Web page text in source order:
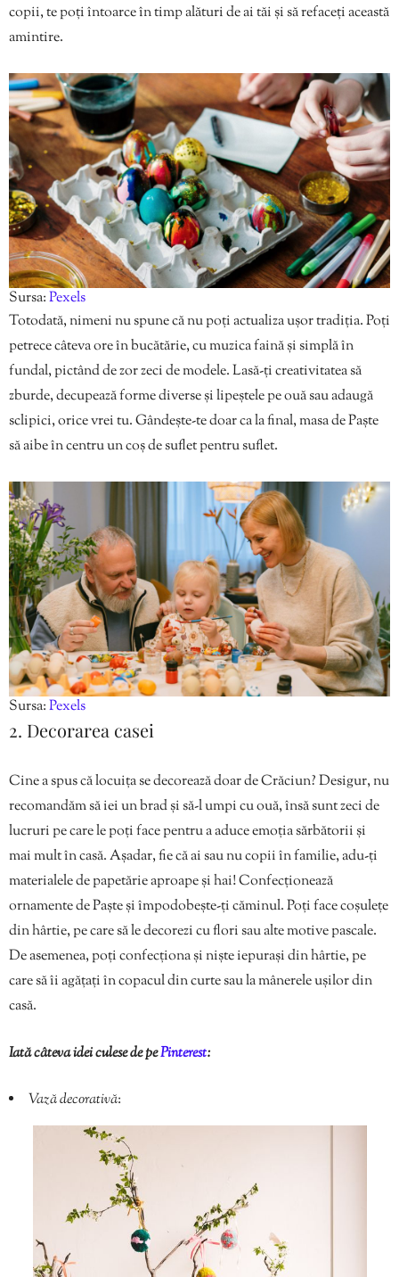
copii, te poți întoarce în timp alături de ai tăi și să refaceți această
amintire.
Sursa:Pexels
Totodată, nimeni nu spune că nu poți actualiza ușor tradiția. Poți
petrece câteva ore în bucătărie, cu muzica faină și simplă în
fundal, pictând de zor zeci de modele. Lasă-ți creativitatea să
zburde, decupează forme diverse și lipeștele pe ouă sau adaugă
sclipici, orice vrei tu. Gândește-te doar ca la final, masa de Paște
să aibe în centru un coș de suflet pentru suflet.
Sursa:Pexels
2. Decorarea casei
Cine a spus că locuița se decorează doar de Crăciun? Desigur, nu
recomandăm să iei un brad și să-l umpi cu ouă, însă sunt zeci de
lucruri pe care le poți face pentru a aduce emoția sărbătorii și
mai mult în casă. Așadar, fie că ai sau nu copii în familie, adu-ți
materialele de papetărie aproape și hai! Confecționează
ornamente de Paște și împodobește-ți căminul. Poți face coșulețe
din hârtie, pe care să le decorezi cu flori sau alte motive pascale.
De asemenea, poți confecționa și niște iepurași din hârtie, pe
care să îi agățați în copacul din curte sau la mânerele ușilor din
casă.
Iată câteva idei culese de pePinterest:
Vază decorativă: